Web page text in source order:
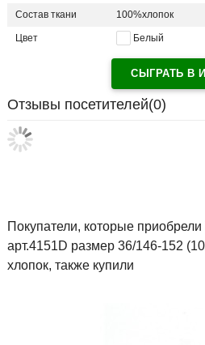
Состав ткани 100%хлопок
Цвет Белый
СЫГРАТЬ В
Отзывы посетителей(0)
Покупатели, которые
арт.4151D размер 36/146-152
хлопок, также купили